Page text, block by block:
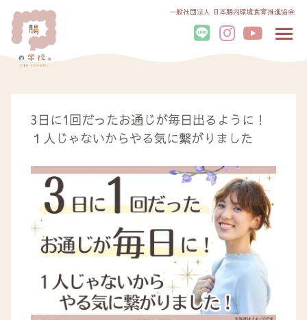
一般社団法人 日本腸内環境食育推進協会
3日に1回だったお通じが毎日出るように！
１人じゃないからやる気に繋がりました